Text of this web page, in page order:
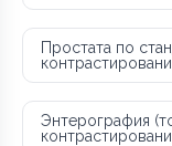
Простата по
Энтерография